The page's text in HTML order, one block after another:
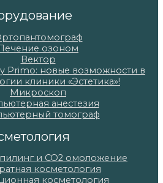
озоном
Вектор
Primo: новые возможности в
клиники «Эстетика»!
Микроскоп
анестезия
томограф
и СО2 омоложение
косметология
косметология